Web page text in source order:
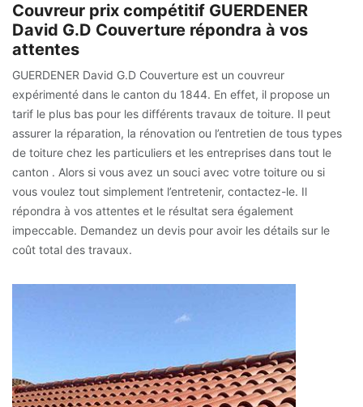
Couvreur prix compétitif GUERDENER
David G.D Couverture répondra à vos
attentes
GUERDENER David G.D Couverture est un couvreur
expérimenté dans le canton du 1844. En effet, il propose un
tarif le plus bas pour les différents travaux de toiture. Il peut
assurer la réparation, la rénovation ou l’entretien de tous types
de toiture chez les particuliers et les entreprises dans tout le
canton . Alors si vous avez un souci avec votre toiture ou si
vous voulez tout simplement l’entretenir, contactez-le. Il
répondra à vos attentes et le résultat sera également
impeccable. Demandez un devis pour avoir les détails sur le
coût total des travaux.